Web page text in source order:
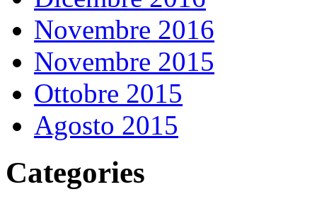
Novembre 2016
Novembre 2015
Ottobre 2015
Agosto 2015
Categories